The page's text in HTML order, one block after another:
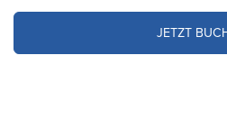
JETZT